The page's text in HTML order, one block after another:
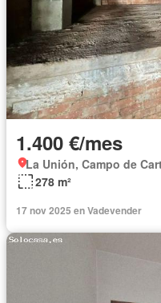
1.400 €/mes
La Unión, Campo de
278 m²
17 nov 2025 en Vadevender